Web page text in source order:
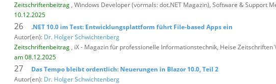
Zeitschriftenbeitrag , Windows Developer (vormals: dot.NET Magazin), Software & Support
10.12.2025
26
.NET 10.0 im Test: Entwicklungsplattform führt File-based Apps ein
Autor(en): Dr. Holger Schwichtenberg
Zeitschriftenbeitrag , iX - Magazin für professionelle Informationstechnik, Heise Zeitschriften
am 08.12.2025
27
Das Tempo bleibt ordentlich: Neuerungen in Blazor 10.0, Teil 2
Autor(en): Dr. Holger Schwichtenberg